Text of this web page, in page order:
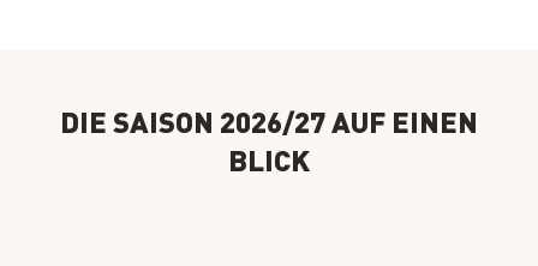
DIE SAISON 2026/27 AUF EINEN
BLICK